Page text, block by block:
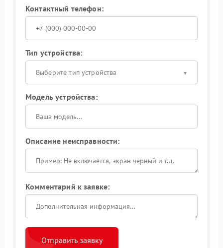
Контактный телефон:
Тип устройства:
Выберите тип устройства
Модель устройства:
Описание неисправности:
Комментарий к заявке:
Отправить заявку